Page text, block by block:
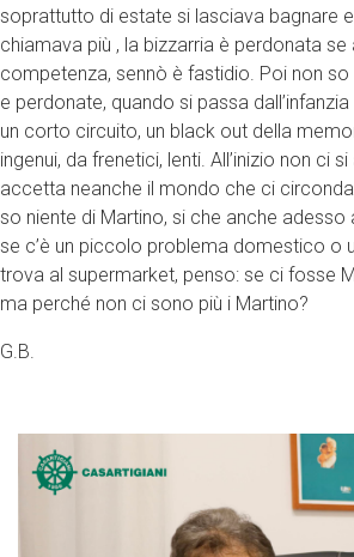
soprattutto di estate si lasciava bagnare
chiamava più , la bizzarria è perdonata se
competenza, sennò è fastidio. Poi non
e perdonate, quando si passa
un corto circuito, un black out della
ingenui, da frenetici, lenti. All’inizio non ci
accetta neanche il mondo che ci
so niente di Martino, si che anche adesso
se c’è un piccolo problema domestico o
trova al supermarket, penso: se ci fosse
ma perché non ci sono più i Martino?
G.B.